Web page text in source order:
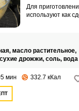
Для
используют как
теста.
масло растительное,
сухие дрожжи, соль, вода
мин 332.7 кКал